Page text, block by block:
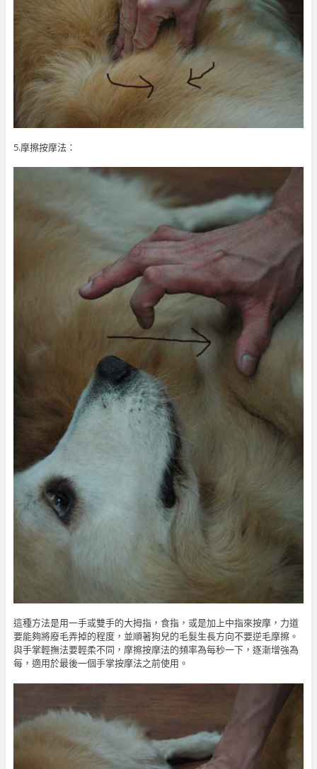
5.摩擦按摩法：
這種方法是用一手或雙手的大拇指，食指，或是加上中指來按摩，力道
要能夠將廢毛弄掉的程度，並順著狗兒的毛髮生長方向不要逆毛摩擦。
與手掌輕撫法要輕柔不同，摩擦按摩法的頻率為每秒一下，逐漸增強為
每，適用於最後一個手掌按摩法之前使用。